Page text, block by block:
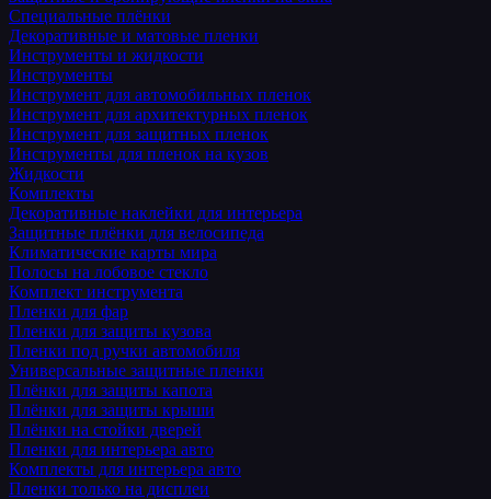
Специальные плёнки
Декоративные и матовые пленки
Инструменты и жидкости
Инструменты
Инструмент для автомобильных пленок
Инструмент для архитектурных пленок
Инструмент для защитных пленок
Инструменты для пленок на кузов
Жидкости
Комплекты
Декоративные наклейки для интерьера
Защитные плёнки для велосипеда
Климатические карты мира
Полосы на лобовое стекло
Комплект инструмента
Пленки для фар
Пленки для защиты кузова
Пленки под ручки автомобиля
Универсальные защитные пленки
Плёнки для защиты капота
Плёнки для защиты крыши
Плёнки на стойки дверей
Пленки для интерьера авто
Комплекты для интерьера авто
Пленки только на дисплеи